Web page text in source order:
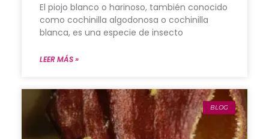
El piojo blanco o harinoso, también conocido
como cochinilla algodonosa o cochinilla
blanca, es una especie de insecto
LEER MÁS »
BLOG